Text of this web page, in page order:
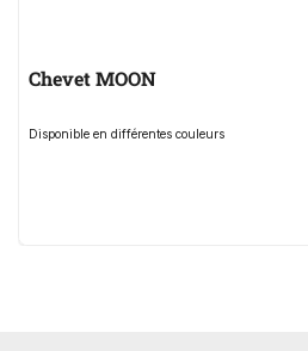
Chevet MOON
Disponible en différentes couleurs